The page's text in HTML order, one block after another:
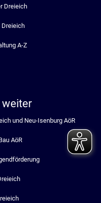
Dreieich
A-Z
weiter
und Neu-Isenburg AöR
AöR